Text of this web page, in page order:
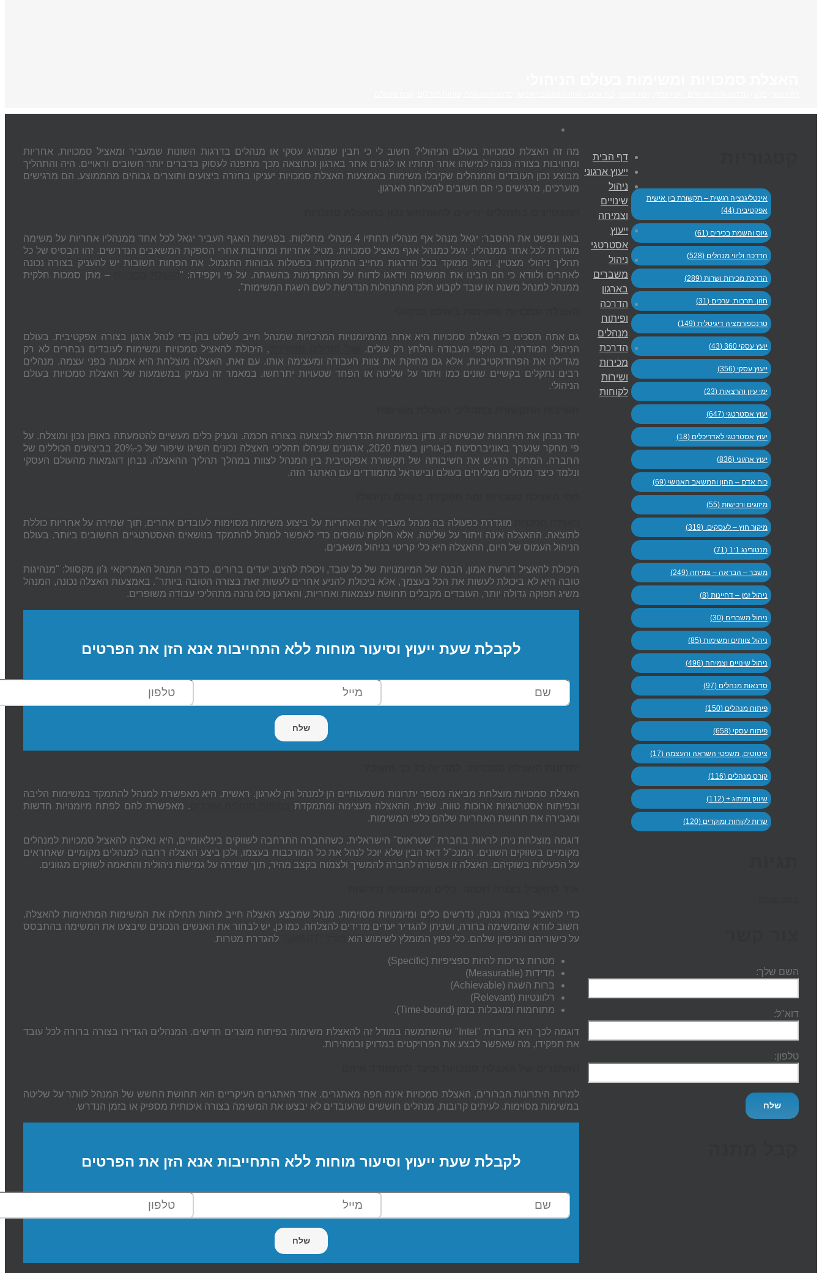
מה זה האצלת סמכויות בעולם הניהולי? חשוב לי כי תבין שמנהיג עסקי או מנהלים בדרגות השונות שמעביר ומאציל סמכויות, אחריות
ומחויבות בצורה נכונה למישהו אחר תחתיו או לגורם אחר בארגון וכתוצאה מכך מתפנה לעסוק בדברים יותר חשובים וראויים. היה והתהליך
מבוצע נכון העובדים והמנהלים שקיבלו משימות באמצעות האצלת סמכויות יעניקו בחזרה ביצועים ותוצרים גבוהים מהממוצע. הם מרגישים
מוערכים, מרגישים כי הם חשובים להצלחת הארגון.
בואו ונפשט את ההסבר: יגאל מנהל אף מנהליו תחתיו 4 מנהלי מחלקות. בפגישת האגף העביר יגאל לכל אחד ממנהליו אחריות על משימה
מוגדרת לכל אחד ממנהליו. יגעל כמנהל אגף מאציל סמכויות. מטיל אחריות ומחויבות אחרי הספקת המשאבים הנדרשים. זהו הבסיס של כל
תהליך ניהולי מצטיין. ניהול ממוקד בכל הדרגות מחייב התמקדות בפעולות גבוהות התגמול. את הפחות חשובות יש להעניק בצורה נכונה
לאחרים ולוודא כי הם הבינו את המשימה וידאגו לדווח על ההתקדמות בהשגתה. על פי ויקפידה: "
– מתן סמכות חלקית
ממנהל למנהל משנה או עובד לקבוע חלק מהתנהלות הנדרשת לשם השגת המשימות".
גם אתה תסכים כי האצלת סמכויות היא אחת מהמיומנויות המרכזיות שמנהל חייב לשלוט בהן כדי לנהל ארגון בצורה אפקטיבית. בעולם
הניהולי המודרני, בו היקפי העבודה והלחץ רק עולים.
, היכולת להאציל סמכויות ומשימות לעובדים נבחרים לא רק
מגדילה את הפרודוקטיביות, אלא גם מחזקת את צוות העבודה ומעצימה אותו. עם זאת, האצלה מוצלחת היא אמנות בפני עצמה. מנהלים
רבים נתקלים בקשיים שונים כמו ויתור על שליטה או הפחד שטעויות יתרחשו. במאמר זה נעמיק במשמעות של האצלת סמכויות בעולם
הניהולי.
יחד נבחן את היתרונות שבשיטה זו, נדון במיומנויות הנדרשות לביצועה בצורה חכמה. ונעניק כלים מעשיים להטמעתה באופן נכון ומוצלח. על
פי מחקר שנערך באוניברסיטת בן-גוריון בשנת 2020, ארגונים שניהלו תהליכי האצלה נכונים השיגו שיפור של כ-20% בביצועים הכוללים של
החברה. המחקר הדגיש את חשיבותה של תקשורת אפקטיבית בין המנהל לצוות במהלך תהליך ההאצלה. נבחן דוגמאות מהעולם העסקי
ונלמד כיצד מנהלים מצליחים בעולם ובישראל מתמודדים עם האתגר הזה.
מוגדרת כפעולה בה מנהל מעביר את האחריות על ביצוע משימות מסוימות לעובדים אחרים, תוך שמירה על אחריות כוללת
לתוצאה. ההאצלה אינה ויתור על שליטה, אלא חלוקת עומסים כדי לאפשר למנהל להתמקד בנושאים האסטרטגיים החשובים ביותר. בעולם
הניהול העמוס של היום, ההאצלה היא כלי קריטי בניהול משאבים.
היכולת להאציל דורשת אמון, הבנה של המיומנויות של כל עובד, ויכולת להציב יעדים ברורים. כדברי המנהל האמריקאי ג'ון מקסוול: "מנהיגות
טובה היא לא ביכולת לעשות את הכל בעצמך, אלא ביכולת להניע אחרים לעשות זאת בצורה הטובה ביותר". באמצעות האצלה נכונה, המנהל
משיג תפוקה גדולה יותר, העובדים מקבלים תחושת עצמאות ואחריות, והארגון כולו נהנה מתהליכי עבודה משופרים.
לקבלת שעת ייעוץ וסיעור מוחות ללא התחייבות אנא הזן את הפרטים
האצלת סמכויות מוצלחת מביאה מספר יתרונות משמעותיים הן למנהל והן לארגון. ראשית, היא מאפשרת למנהל להתמקד במשימות הליבה
ובפיתוח אסטרטגיות ארוכות טווח. שנית, ההאצלה מעצימה ומתמקדת
. מאפשרת להם לפתח מיומנויות חדשות
ומגבירה את תחושת האחריות שלהם כלפי המשימות.
דוגמה מוצלחת ניתן לראות בחברת "שטראוס" הישראלית. כשהחברה התרחבה לשווקים בינלאומיים, היא נאלצה להאציל סמכויות למנהלים
מקומיים בשווקים השונים. המנכ"ל דאז הבין שלא יוכל לנהל את כל המורכבות בעצמו, ולכן ביצע האצלה רחבה למנהלים מקומיים שאחראים
על הפעילות בשוקיהם. האצלה זו אפשרה לחברה להמשיך ולצמוח בקצב מהיר, תוך שמירה על גמישות ניהולית והתאמה לשווקים מגוונים.
כדי להאציל בצורה נכונה, נדרשים כלים ומיומנויות מסוימות. מנהל שמבצע האצלה חייב לזהות תחילה את המשימות המתאימות להאצלה.
חשוב לוודא שהמשימה ברורה, ושניתן להגדיר יעדים מדידים להצלחה. כמו כן, יש לבחור את האנשים הנכונים שיבצעו את המשימה בהתבסס
על כישוריהם והניסיון שלהם. כלי נפוץ המומלץ לשימוש הוא
להגדרת מטרות.
מטרות צריכות להיותספציפיות (Specific
)
מדידות (Measurable
)
ברות השגה (Achievable
)
רלוונטיות (Relevant
)
מתוחמות ומוגבלות בזמן (Time-bound
).
דוגמה לכך היא בחברת"
Intel " שהשתמשה במודל זה להאצלת משימות בפיתוח מוצרים חדשים. המנהלים הגדירו בצורה ברורה לכל עובד
את תפקידו, מה שאפשר לבצע את הפרויקטים במדויק ובמהירות.
למרות היתרונות הברורים, האצלת סמכויות אינה חפה מאתגרים. אחד האתגרים העיקריים הוא תחושת החשש של המנהל לוותר על שליטה
במשימות מסוימות. לעיתים קרובות, מנהלים חוששים שהעובדים לא יבצעו את המשימה בצורה איכותית מספיק או בזמן הנדרש.
לקבלת שעת ייעוץ וסיעור מוחות ללא התחייבות אנא הזן את הפרטים
אינטליגנציה רגשית – תקשורת בין אישית
אפקטיבית (44)
גיוס והשמת בכירים (61)
הדרכה וליווי מנהלים (528)
הדרכת מכירות ושרות (289)
חזון. תרבות. ערכים (31)
טרנספורמציה דיגיטלית (149)
יועץ עסקי 360 (43)
ייעוץ עסקי (356)
ימי עיון והרצאות (23)
יעוץ אסטרטגי (647)
יעוץ אסטרטגי לאדריכלים (18)
יעוץ ארגוני (836)
כוח אדם – ההון והמשאב האנושי (69)
מיזוגים ורכישות (55)
מיקור חוץ – לעסקים. (319)
מנטורינג 1:1 (71)
משבר – הבראה – צמיחה (249)
ניהול זמן – דחיינות (8)
ניהול משברים (30)
ניהול צוותים ומשימות (85)
ניהול שינויים וצמיחה (496)
סדנאות מנהלים (97)
פיתוח מנהלים (150)
פיתוח עסקי (658)
ציטוטים, משפטי השראה והעצמה (17)
קורס מנהלים (116)
שיווק ומיתוג + (112)
שרות לקוחות ומוקדים (120)
השם שלך:
דוא''ל:
טלפון:
דף הבית
ייעוץ ארגוני
ניהול
שינויים
וצמיחה
ייעוץ
אסטרטגי
ניהול
משברים
בארגון
הדרכה
ופיתוח
מנהלים
הדרכת
מכירות
ושירות
לקוחות